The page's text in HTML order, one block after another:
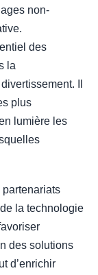
non-
des
la
Il
plus
lumière les
partenariats
la technologie
des solutions
d’enrichir